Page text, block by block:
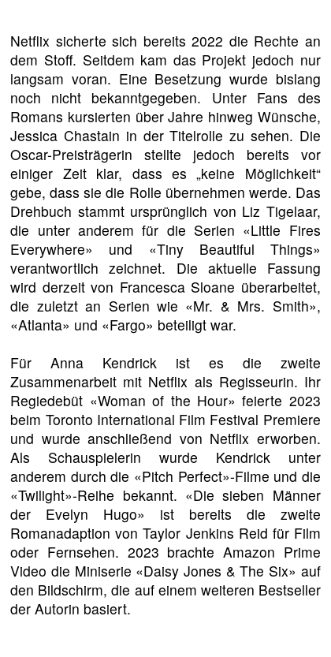
Netflix sicherte sich bereits 2022 die Rechte an
dem Stoff. Seitdem kam das Projekt jedoch nur
langsam voran. Eine Besetzung wurde bislang
noch nicht bekanntgegeben. Unter Fans des
Romans kursierten über Jahre hinweg Wünsche,
Jessica Chastain in der Titelrolle zu sehen. Die
Oscar-Preisträgerin stellte jedoch bereits vor
einiger Zeit klar, dass es „keine Möglichkeit“
gebe, dass sie die Rolle übernehmen werde. Das
Drehbuch stammt ursprünglich von Liz Tigelaar,
die unter anderem für die Serien «Little Fires
Everywhere» und «Tiny Beautiful Things»
verantwortlich zeichnet. Die aktuelle Fassung
wird derzeit von Francesca Sloane überarbeitet,
die zuletzt an Serien wie «Mr. & Mrs. Smith»,
«Atlanta» und «Fargo» beteiligt war.
Für Anna Kendrick ist es die zweite
Zusammenarbeit mit Netflix als Regisseurin. Ihr
Regiedebüt «Woman of the Hour» feierte 2023
beim Toronto International Film Festival Premiere
und wurde anschließend von Netflix erworben.
Als Schauspielerin wurde Kendrick unter
anderem durch die «Pitch Perfect»-Filme und die
«Twilight»-Reihe bekannt. «Die sieben Männer
der Evelyn Hugo» ist bereits die zweite
Romanadaption von Taylor Jenkins Reid für Film
oder Fernsehen. 2023 brachte Amazon Prime
Video die Miniserie «Daisy Jones & The Six» auf
den Bildschirm, die auf einem weiteren Bestseller
der Autorin basiert.